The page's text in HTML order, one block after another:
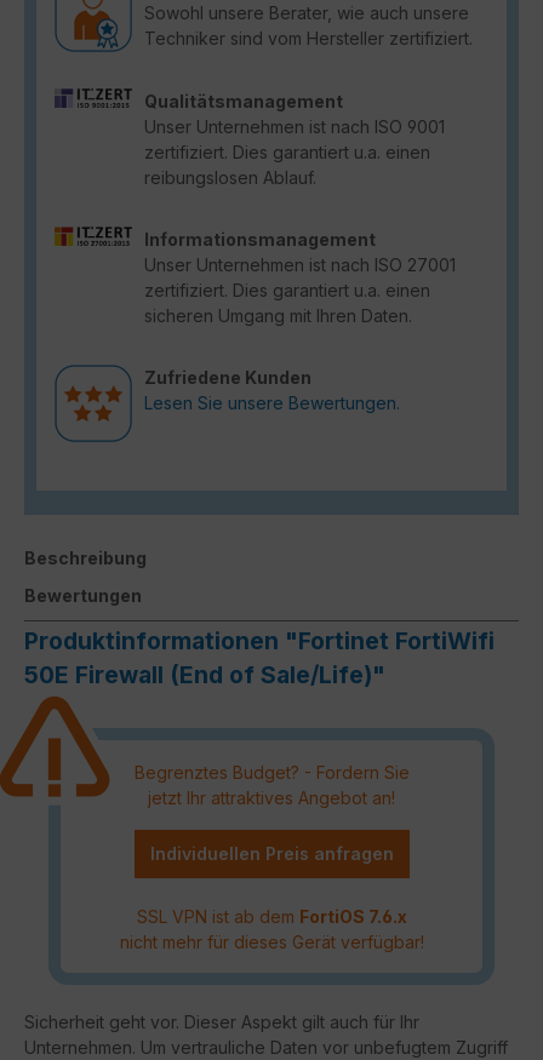
Sowohl unsere Berater, wie auch unsere
Techniker sind vom Hersteller zertifiziert.
Qualitätsmanagement
Unser Unternehmen ist nach ISO 9001
zertifiziert. Dies garantiert u.a. einen
reibungslosen Ablauf.
Informationsmanagement
Unser Unternehmen ist nach ISO 27001
zertifiziert. Dies garantiert u.a. einen
sicheren Umgang mit Ihren Daten.
Zufriedene Kunden
Lesen Sie unsere Bewertungen.
Beschreibung
Bewertungen
Produktinformationen "Fortinet FortiWifi
50E Firewall (End of Sale/Life)"
Begrenztes Budget? - Fordern Sie
jetzt Ihr attraktives Angebot an!
Individuellen Preis anfragen
SSL VPN ist ab dem FortiOS 7.6.x
nicht mehr für dieses Gerät verfügbar!
Sicherheit geht vor. Dieser Aspekt gilt auch für Ihr
Unternehmen. Um vertrauliche Daten vor unbefugtem Zugriff